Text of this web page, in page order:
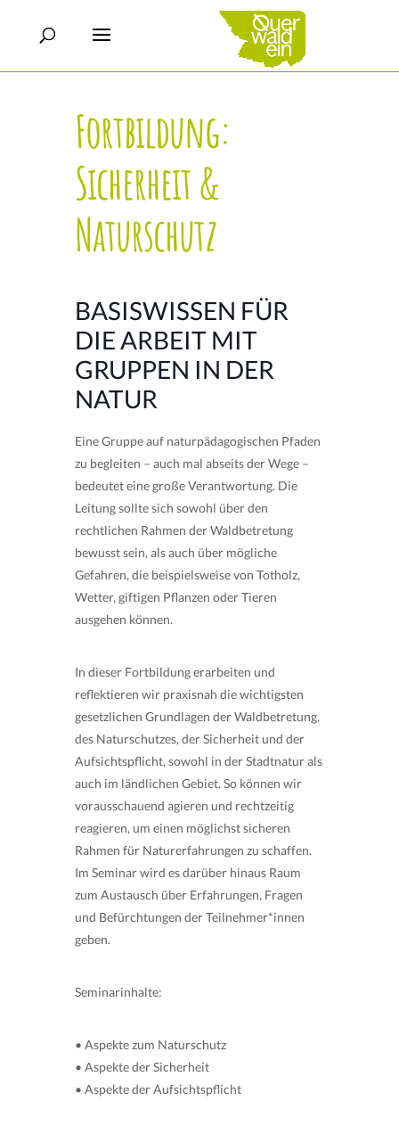
Fortbildung:
Sicherheit &
Naturschutz
BASISWISSEN FÜR
DIE ARBEIT MIT
GRUPPEN IN DER
NATUR
Eine Gruppe auf naturpädagogischen Pfaden
zu begleiten – auch mal abseits der Wege –
bedeutet eine große Verantwortung. Die
Leitung sollte sich sowohl über den
rechtlichen Rahmen der Waldbetretung
bewusst sein, als auch über mögliche
Gefahren, die beispielsweise von Totholz,
Wetter, giftigen Pflanzen oder Tieren
ausgehen können.
In dieser Fortbildung erarbeiten und
reflektieren wir praxisnah die wichtigsten
gesetzlichen Grundlagen der Waldbetretung,
des Naturschutzes, der Sicherheit und der
Aufsichtspflicht, sowohl in der Stadtnatur als
auch im ländlichen Gebiet. So können wir
vorausschauend agieren und rechtzeitig
reagieren, um einen möglichst sicheren
Rahmen für Naturerfahrungen zu schaffen.
Im Seminar wird es darüber hinaus Raum
zum Austausch über Erfahrungen, Fragen
und Befürchtungen der Teilnehmer*innen
geben.
Seminarinhalte:
• Aspekte zum Naturschutz
• Aspekte der Sicherheit
• Aspekte der Aufsichtspflicht